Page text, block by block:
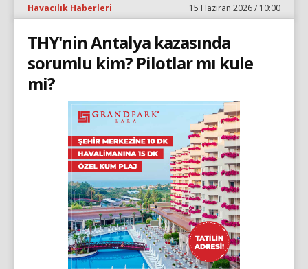
Havacılık Haberleri 15 Haziran 2026 / 10:00
THY'nin Antalya kazasında
sorumlu kim? Pilotlar mı kule
mi?